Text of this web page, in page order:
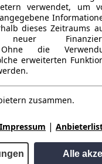
10.000
Klasse B
verwendet, um
dieses Zeitraums
Ohne die
erweiterten
zusammen.
Impressum |
Alle